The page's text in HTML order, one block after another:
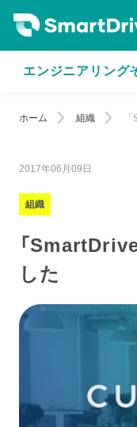
エンジニアリング
ホーム 組織
2017年06月09日
組織
「
した